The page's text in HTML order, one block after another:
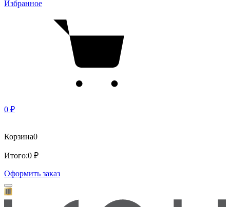
Избранное
0 ₽
Корзина0
Итого:0 ₽
Оформить заказ